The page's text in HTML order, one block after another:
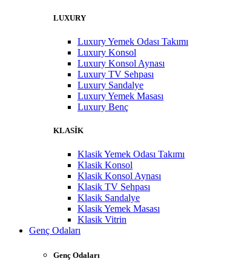
LUXURY
Luxury Yemek Odası Takımı
Luxury Konsol
Luxury Konsol Aynası
Luxury TV Sehpası
Luxury Sandalye
Luxury Yemek Masası
Luxury Benç
KLASİK
Klasik Yemek Odası Takımı
Klasik Konsol
Klasik Konsol Aynası
Klasik TV Sehpası
Klasik Sandalye
Klasik Yemek Masası
Klasik Vitrin
Genç Odaları
Genç Odaları